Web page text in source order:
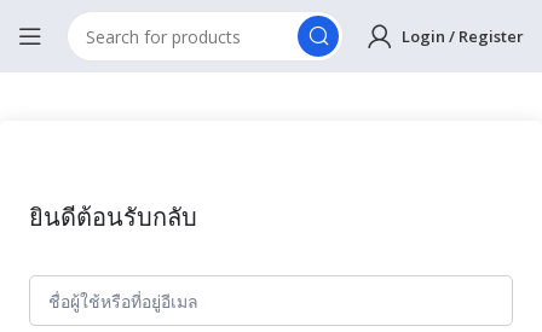
Login / Register
ยินดีต้อนรับกลับ